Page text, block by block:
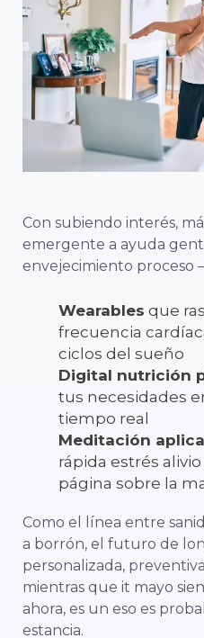
Con subiendo interés,
emergente a ayuda
envejecimiento proceso –
Wearables que
frecuencia
ciclos del sueño
Digital nutrición
tus necesidades
tiempo real
Meditación
rápida estrés
página sobre la
Como el línea entre
a borrón, el futuro de
personalizada,
mientras que it mayo
ahora, es un eso es
estancia.